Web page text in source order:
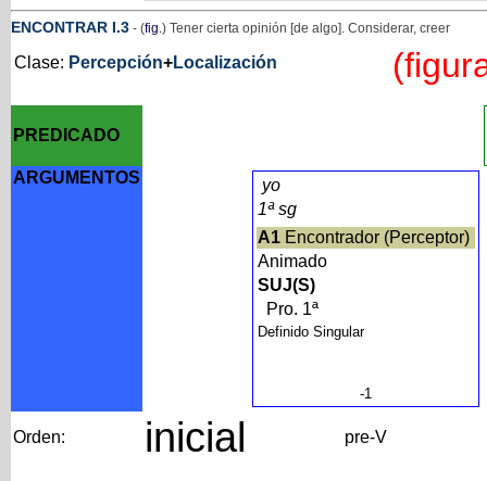
ENCONTRAR I.3- (fig.) Tener cierta opinión [de algo]. Considerar, creer
Clase: Percepción+Localización
PREDICADO
ARGUMENTOS
yo
1ª sg
A1Encontrador (Perceptor)
Animado
SUJ(S)
Pro. 1ª
Definido Singular
-1
Orden: inicial pre-V